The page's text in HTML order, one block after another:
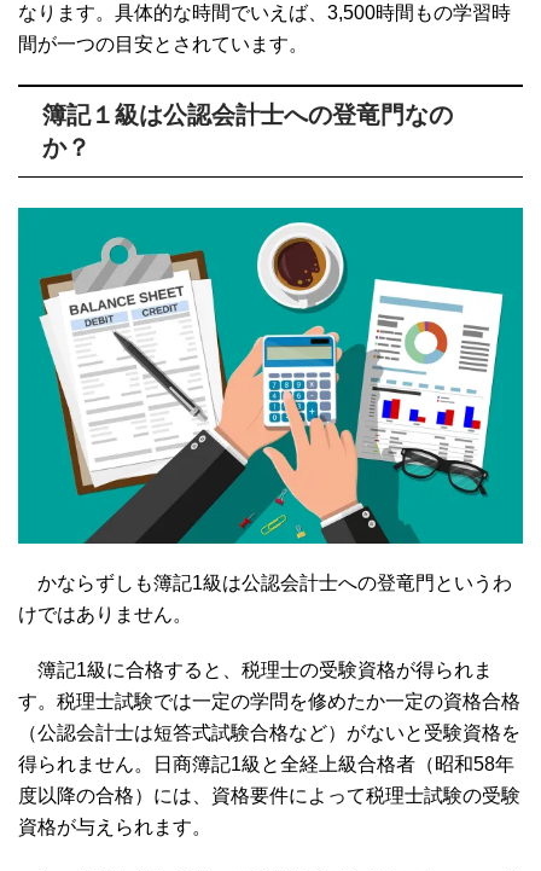
なります。具体的な時間でいえば、3,500時間もの学習時
間が一つの目安とされています。
簿記１級は公認会計士への登竜門なの
か？
かならずしも簿記1級は公認会計士への登竜門というわ
けではありません。
簿記1級に合格すると、税理士の受験資格が得られま
す。税理士試験では一定の学問を修めたか一定の資格合格
（公認会計士は短答式試験合格など）がないと受験資格を
得られません。日商簿記1級と全経上級合格者（昭和58年
度以降の合格）には、資格要件によって税理士試験の受験
資格が与えられます。